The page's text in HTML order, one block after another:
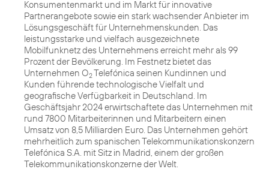
Konsumentenmarkt und im Markt für innovative
Partnerangebote sowie ein stark wachsender Anbieter im
Lösungsgeschäft für Unternehmenskunden. Das
leistungsstarke und vielfach ausgezeichnete
Mobilfunknetz des Unternehmens erreicht mehr als 99
Prozent der Bevölkerung. Im Festnetz bietet das
Unternehmen O2Telefónica seinen Kundinnen und
Kunden führende technologische Vielfalt und
geografische Verfügbarkeit in Deutschland. Im
Geschäftsjahr 2024 erwirtschaftete das Unternehmen mit
rund 7800 Mitarbeiterinnen und Mitarbeitern einen
Umsatz von 8,5 Milliarden Euro. Das Unternehmen gehört
mehrheitlich zum spanischen Telekommunikationskonzern
Telefónica S.A. mit Sitz in Madrid, einem der großen